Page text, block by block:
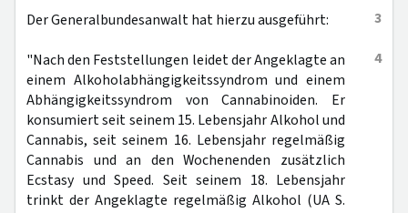
3
Der Generalbundesanwalt hat hierzu ausgeführt:
4
"Nach den Feststellungen leidet der Angeklagte an
einem Alkoholabhängigkeitssyndrom und einem
Abhängigkeitssyndrom von Cannabinoiden. Er
konsumiert seit seinem 15. Lebensjahr Alkohol und
Cannabis, seit seinem 16. Lebensjahr regelmäßig
Cannabis und an den Wochenenden zusätzlich
Ecstasy und Speed. Seit seinem 18. Lebensjahr
trinkt der Angeklagte regelmäßig Alkohol (UA S.